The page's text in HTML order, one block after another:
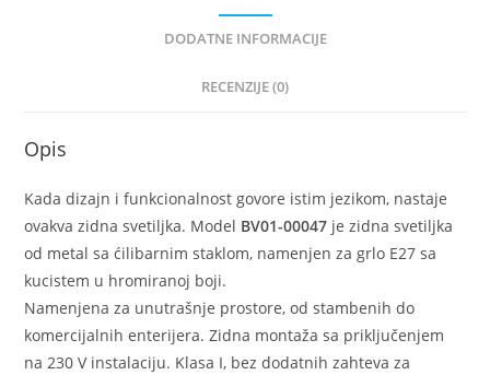
DODATNE INFORMACIJE
RECENZIJE (0)
Opis
Kada dizajn i funkcionalnost govore istim jezikom, nastaje
ovakva zidna svetiljka. Model BV01-00047 je zidna svetiljka
od metal sa ćilibarnim staklom, namenjen za grlo E27 sa
kucistem u hromiranoj boji.
Namenjena za unutrašnje prostore, od stambenih do
komercijalnih enterijera. Zidna montaža sa priključenjem
na 230 V instalaciju. Klasa I, bez dodatnih zahteva za